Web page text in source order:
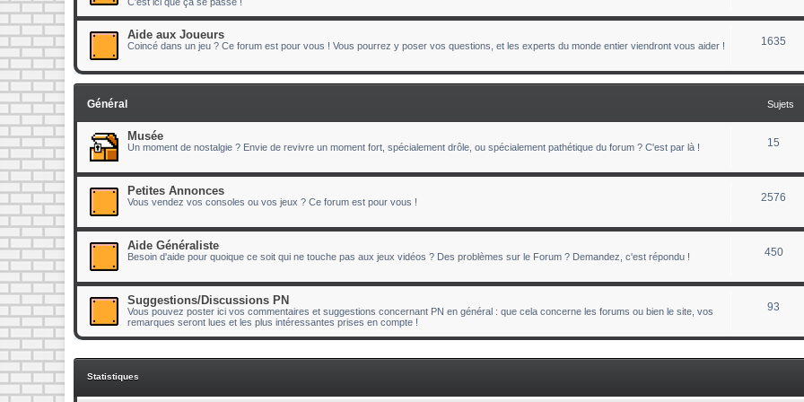
Aide aux Joueurs
Coincé dans un jeu ? Ce forum est pour vous ! Vous pourrez y poser vos questions, et les experts du monde entier viendront vous aider ! 1635
Général Sujets
Musée
Un moment de nostalgie ? Envie de revivre un moment fort, spécialement drôle, ou spécialement pathétique du forum ? C'est par là ! 15
Petites Annonces
Vous vendez vos consoles ou vos jeux ? Ce forum est pour vous ! 2576
Aide Généraliste
Besoin d'aide pour quoique ce soit qui ne touche pas aux jeux vidéos ? Des problèmes sur le Forum ? Demandez, c'est répondu ! 450
Suggestions/Discussions PN
Vous pouvez poster ici vos commentaires et suggestions concernant PN en général : que cela concerne les forums ou bien le site, vos
remarques seront lues et les plus intéressantes prises en compte !
93
Statistiques